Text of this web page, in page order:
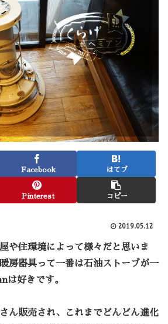
Facebook はてブ
Pinterest コピー
2019.05.12
や住環境によって様々だと思いま
房器具って一番は石油ストーブが一
は好きです。
ん販売され、これまでどんどん進化